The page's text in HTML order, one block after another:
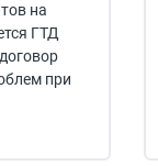
на
ГТД
при